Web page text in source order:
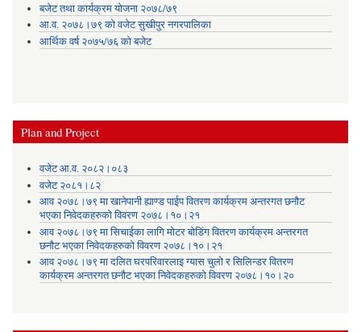
बजेट तथा कार्यक्रम योजना २०७८/७९
आ.व. २०७८।७९ को वजेट सुखीपुर नगरपालिका
आर्थिक वर्ष २०७५/७६ को बजेट
Plan and Project
वजेट आ.व. २०८२।०८३
वजेट २०८१।८२
आव २०७८।७९ मा खानेपानी ह्याण्ड पाईप वितरण कार्यक्रम अन्तरगत छनौट
भएका निवेदकहरुको विवरण २०७८।१०।२१
आव २०७८।७९ मा सिचाईका लागि मोटर बोडिंग वितरण कार्यक्रम अन्तरगत
छनौट भएका निवेदकहरुको विवरण २०७८।१०।२१
आव २०७८।७९ मा दलित घरपरिवारलाइ ग्यास चुलो र सिलिन्डर वितरण
कार्यक्रम अन्तरगत छनौट भएका निवेदकहरुको विवरण २०७८।१०।२०